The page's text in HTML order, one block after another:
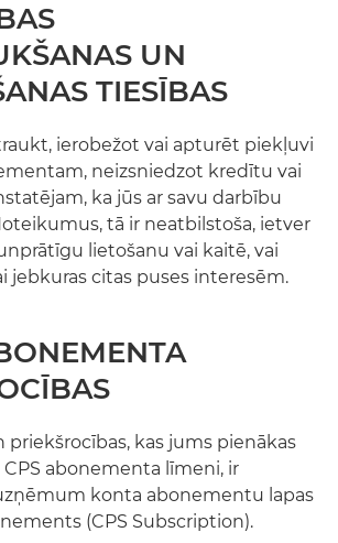
UN
TIESĪBAS
ierobežot vai apturēt piekļuvi
neizsniedzot kredītu vai
ka jūs ar savu darbību
tā ir neatbilstoša, ietver
lietošanu vai kaitē, vai
jebkuras citas puses interesēm.
priekšrocības, kas jums pienākas
CPS abonementa līmeni, ir
konta abonementu lapas
(CPS Subscription).